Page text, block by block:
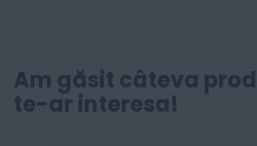
Am găsit câteva
te-ar interesa!